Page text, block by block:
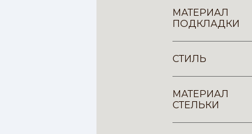
МАТЕРИАЛ
ПОДКЛАДКИ
СТИЛЬ
МАТЕРИАЛ
СТЕЛЬКИ